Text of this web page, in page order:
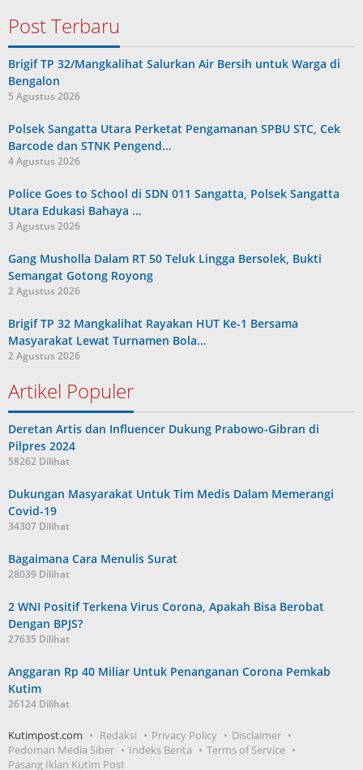
Post Terbaru
Brigif TP 32/Mangkalihat Salurkan Air Bersih untuk Warga di
Bengalon
5 Agustus 2026
Polsek Sangatta Utara Perketat Pengamanan SPBU STC, Cek
Barcode dan STNK Pengend…
4 Agustus 2026
Police Goes to School di SDN 011 Sangatta, Polsek Sangatta
Utara Edukasi Bahaya …
3 Agustus 2026
Gang Musholla Dalam RT 50 Teluk Lingga Bersolek, Bukti
Semangat Gotong Royong
2 Agustus 2026
Brigif TP 32 Mangkalihat Rayakan HUT Ke-1 Bersama
Masyarakat Lewat Turnamen Bola…
2 Agustus 2026
Artikel Populer
Deretan Artis dan Influencer Dukung Prabowo-Gibran di
Pilpres 2024
58262 Dilihat
Dukungan Masyarakat Untuk Tim Medis Dalam Memerangi
Covid-19
34307 Dilihat
Bagaimana Cara Menulis Surat
28039 Dilihat
2 WNI Positif Terkena Virus Corona, Apakah Bisa Berobat
Dengan BPJS?
27635 Dilihat
Anggaran Rp 40 Miliar Untuk Penanganan Corona Pemkab
Kutim
26124 Dilihat
Kutimpost.com Redaksi Privacy Policy
Disclaimer
Pedoman Media Siber
Indeks Berita
Terms of Service
Pasang Iklan Kutim Post